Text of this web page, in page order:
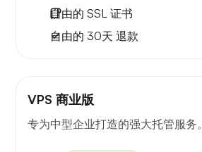
自由的 SSL 证书
自由的 30天 退款
VPS 商业版
专为中型企业打造的强大托管服务。